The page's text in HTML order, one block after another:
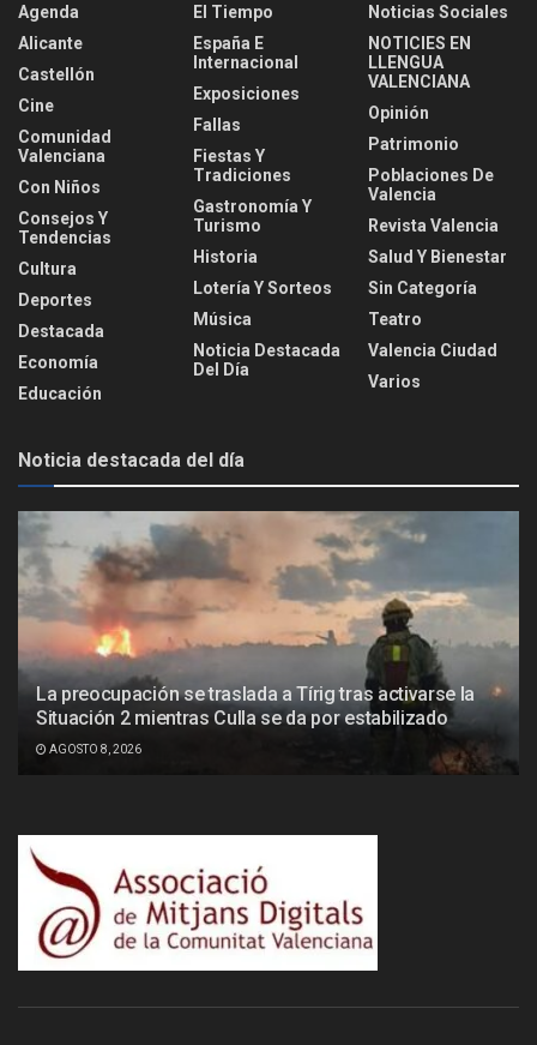
Agenda
Alicante
Castellón
Cine
Comunidad
Valenciana
Con Niños
Consejos Y
Tendencias
Cultura
Deportes
Destacada
Economía
Educación
El Tiempo
España E
Internacional
Exposiciones
Fallas
Fiestas Y
Tradiciones
Gastronomía Y
Turismo
Historia
Lotería Y Sorteos
Música
Noticia Destacada
Del Día
Noticias Sociales
NOTICIES EN
LLENGUA
VALENCIANA
Opinión
Patrimonio
Poblaciones De
Valencia
Revista Valencia
Salud Y Bienestar
Sin Categoría
Teatro
Valencia Ciudad
Varios
Noticia destacada del día
La preocupación se traslada a Tírig tras activarse la
Situación 2 mientras Culla se da por estabilizado
AGOSTO 8, 2026